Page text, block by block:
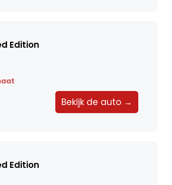
Edition
Bekijk de auto →
Edition